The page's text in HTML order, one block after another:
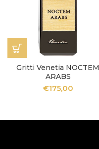
Gritti Venetia NOCTEM
ARABS
€175,00